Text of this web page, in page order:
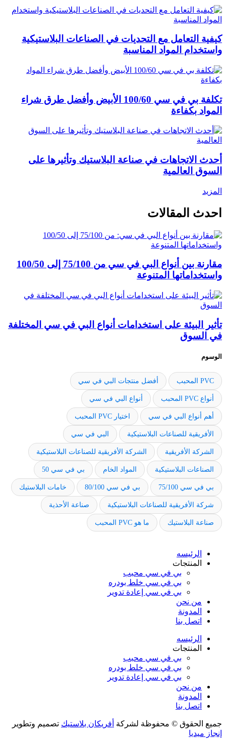
كيفية التعامل مع التحديات في الصناعات البلاستيكية
واستخدام المواد المناسبة
تكلفة بي في سي 100/60 الأبيض وأفضل طرق شراء
المواد بكفاءة
أحدث الاتجاهات في صناعة البلاستيك وتأثيرها على
السوق العالمية
المزيد
احدث المقالات
مقارنة بين أنواع البي في سي من 75/100 إلى 100/50
واستخداماتها المتنوعة
تأثير البيئة على استخدامات أنواع البي في سي المختلفة
في السوق
الوسوم
PVC المحبب أفضل منتجات البي في سي
أنواع PVC المحبب أنواع البي في سي
أهم أنواع البي في سي اختيار PVC المحبب
الأفريقية للصناعات البلاستيكية البي في سي
الشركة الأفريقية الشركة الأفريقية للصناعات البلاستيكية
الصناعات البلاستيكية المواد الخام بي في سي 50
بي في سي 75/100 بي في سي 80/100 خامات البلاستيك
شركة الأفريقية للصناعات البلاستيكية صناعة الأحذية
صناعة البلاستيك ما هو PVC المحبب
الرئيسه
المنتجات
بي في سي محبب
بي في سي خلط بودره
بي في سي إعادة تدوير
من نحن
المدونة
اتصل بنا
الرئيسه
المنتجات
بي في سي محبب
بي في سي خلط بودره
بي في سي إعادة تدوير
من نحن
المدونة
اتصل بنا
جميع الحقوق © محفوظة لشركة أفريكان بلاستيك تصميم وتطوير
إنجاز ميديا